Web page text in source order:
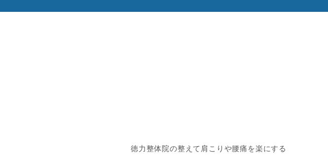
徳力整体院の整えて肩こりや腰痛を楽にする